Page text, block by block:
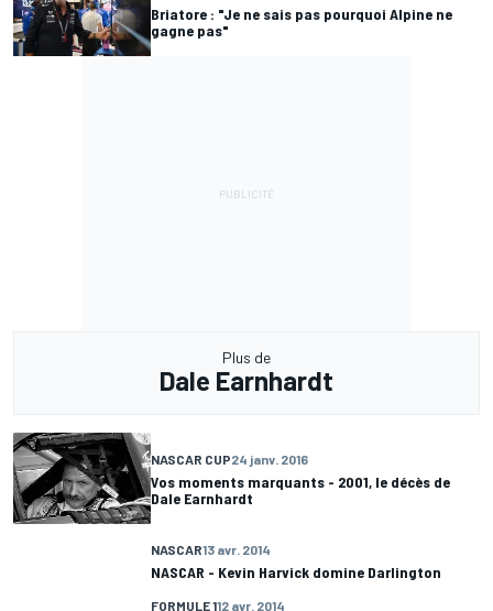
Briatore : "Je ne sais pas pourquoi Alpine ne
gagne pas"
Plus de
Dale Earnhardt
NASCAR CUP24 janv. 2016
Vos moments marquants - 2001, le décès de
Dale Earnhardt
NASCAR13 avr. 2014
NASCAR - Kevin Harvick domine Darlington
FORMULE 112 avr. 2014